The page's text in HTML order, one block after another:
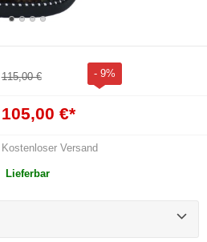
115,00 € - 9%
105,00 €*
Kostenloser Versand
Lieferbar